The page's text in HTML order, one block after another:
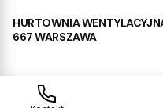
HURTOWNIA
667 WARSZAWA